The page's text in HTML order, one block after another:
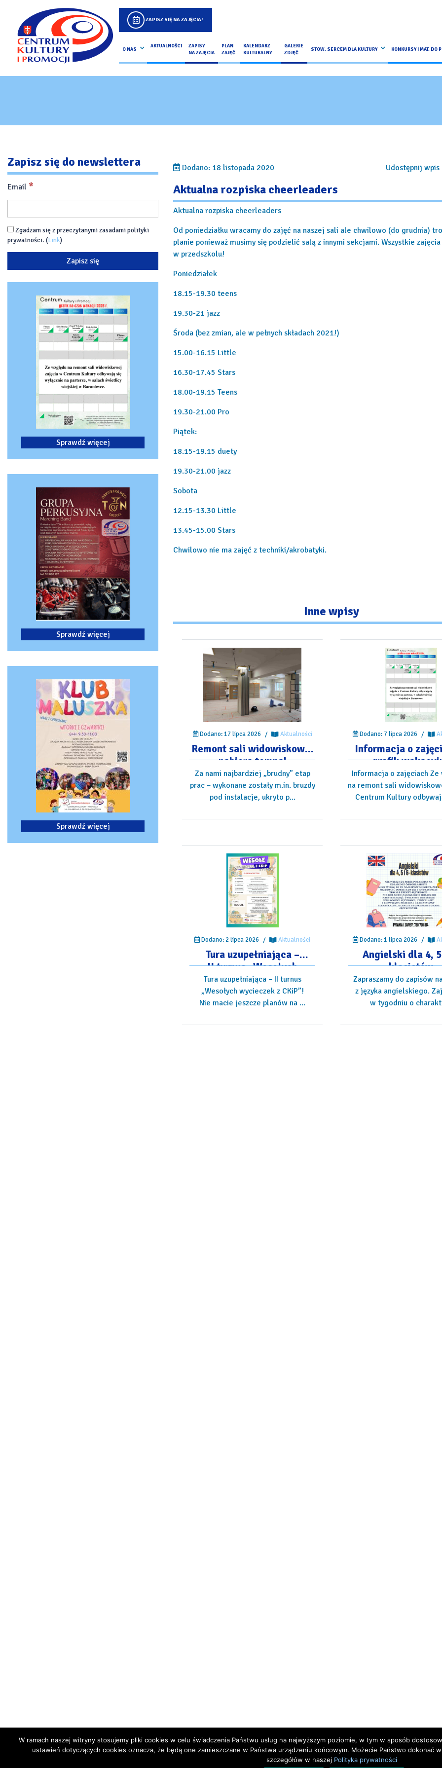
ZAPISZ SIĘ NA ZAJĘCIA!
O NAS
AKTUALNOŚCI
ZAPISY
NA ZAJĘCIA
PLAN
ZAJĘĆ
KALENDARZ
KULTURALNY
GALERIE
ZDJĘĆ
STOW. SERCEM DLA KULTURY KONKURSY I MAT. DO
Zapisz się do newslettera
Email *
Zgadzam się z przeczytanymi zasadami polityki
prywatności. (Link)
Sprawdź więcej
Sprawdź więcej
Sprawdź więcej
Dodano: 18 listopada 2020 Udostępnij wpis
Aktualna rozpiska cheerleaders
Aktualna rozpiska cheerleaders
Od poniedziałku wracamy do zajęć na naszej sali ale chwilowo (do grudnia)
planie ponieważ musimy się podzielić salą z innymi sekcjami. Wszystkie zajęcia
w przedszkolu!
Poniedziałek
18.15-19.30 teens
19.30-21 jazz
Środa (bez zmian, ale w pełnych składach 2021!)
15.00-16.15 Little
16.30-17.45 Stars
18.00-19.15 Teens
19.30-21.00 Pro
Piątek:
18.15-19.15 duety
19.30-21.00 jazz
Sobota
12.15-13.30 Little
13.45-15.00 Stars
Chwilowo nie ma zajęć z techniki/akrobatyki.
Inne wpisy
Dodano: 17 lipca 2026 / Aktualności
Remont sali widowiskowej
nabiera tempa!
Za nami najbardziej „brudny” etap
prac – wykonane zostały m.in. bruzdy
pod instalacje, ukryto p...
Dodano: 7 lipca 2026 /
Informacja o
grafik
Informacja o zajęciach Ze
na remont sali
Centrum Kultury
Dodano: 2 lipca 2026 / Aktualności
Tura uzupełniająca –
II turnus „Wesołych
wycieczek z CKiP”!
Tura uzupełniająca – II turnus
„Wesołych wycieczek z CKiP”!
Nie macie jeszcze planów na ...
Dodano: 1 lipca 2026 /
Angielski dla 4,
klasistów
Zapraszamy do zapisów
z języka angielskiego.
w tygodniu o
W ramach naszej witryny stosujemy pliki cookies w celu świadczenia Państwu usług na najwyższym poziomie, w tym w sposób
ustawień dotyczących cookies oznacza, że będą one zamieszczane w Państwa urządzeniu końcowym. Możecie Państwo dokonać
szczegółów w naszej Polityka prywatności